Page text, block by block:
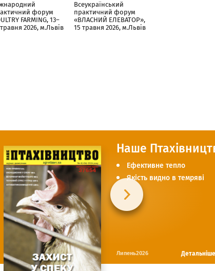
форум
FARMING, 13–
2026, м.Львів
Всеукраїнський
практичний форум
«ВЛАСНИЙ ЕЛЕВАТОР»,
15 травня 2026, м.Львів
Наше
Ефективне тепло
Якість видно в темряві
Липень2026 Детальніше